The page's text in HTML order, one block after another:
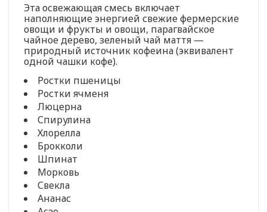
Эта освежающая смесь включает
наполняющие энергией свежие фермерские
овощи и фрукты и овощи, парагвайское
чайное дерево, зеленый чай маття —
природный источник кофеина (эквивалент
одной чашки кофе).
Ростки пшеницы
Ростки ячменя
Люцерна
Спирулина
Хлорелла
Брокколи
Шпинат
Морковь
Свекла
Ананас